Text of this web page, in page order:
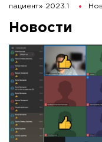
пациент» 2023.1
Новости